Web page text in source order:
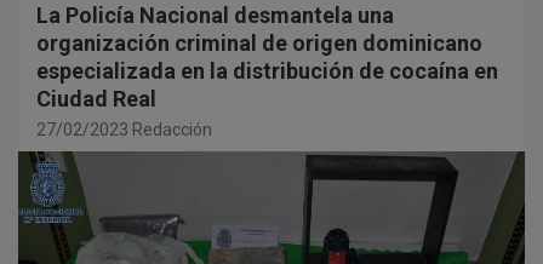
La Policía Nacional desmantela una
organización criminal de origen dominicano
especializada en la distribución de cocaína en
Ciudad Real
27/02/2023 Redacción